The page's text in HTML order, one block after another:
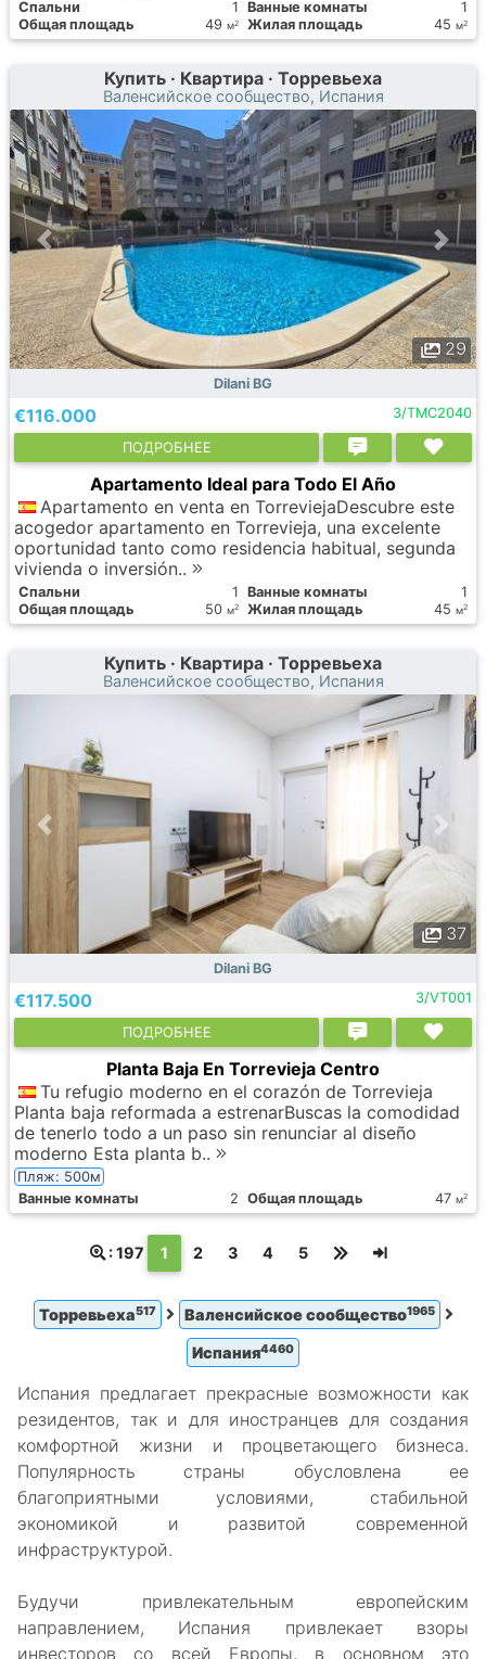
Спальни
1 Ванные комнаты
1
Общая площадь
49 м2 Жилая площадь 45 м2
Купить · Квартира · Торревьеха
Валенсийское сообщество, Испания
29
Dilani BG
€116.000 3/TMC2040
ПОДРОБНЕЕ
Apartamento Ideal para Todo El Año
Apartamento en venta en TorreviejaDescubre este
acogedor apartamento en Torrevieja, una excelente
oportunidad tanto como residencia habitual, segunda
vivienda o inversión..
Спальни 1 Ванные комнаты
1
Общая площадь
50 м2 Жилая площадь 45 м2
Купить · Квартира · Торревьеха
Валенсийское сообщество, Испания
37
Dilani BG
€117.500 3/VT001
ПОДРОБНЕЕ
Planta Baja En Torrevieja Centro
Tu refugio moderno en el corazón de Torrevieja
Planta baja reformada a estrenarBuscas la comodidad
de tenerlo todo a un paso sin renunciar al diseño
moderno Esta planta b..
Пляж: 500м
Ванные комнаты
2 Общая площадь 47 м2
: 197 1 (текущая)
2 3 4 5
Торревьеха517 Валенсийское сообщество1965
Испания4460
Испания предлагает прекрасные возможности как
резидентов, так и для иностранцев для создания
комфортной жизни и процветающего бизнеса.
Популярность страны обусловлена ​​ее
благоприятными условиями, стабильной
экономикой и развитой современной
инфраструктурой.
Будучи привлекательным европейским
направлением, Испания привлекает взоры
инвесторов со всей Европы, в основном это